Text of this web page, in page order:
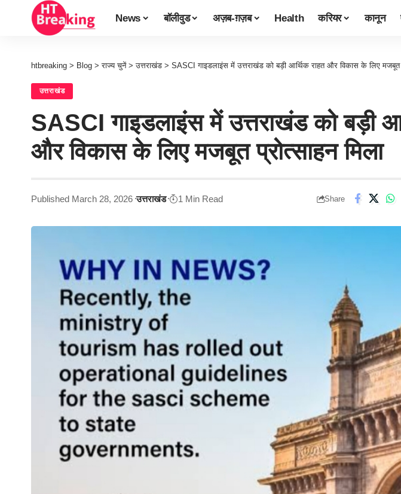
News बॉलीवुड अज़ब-ग़ज़ब Health करियर कानून
htbreaking > Blog >राज्य चुनें >उत्तराखंड > SASCI गाइडलाइंस में उत्तराखंड को बड़ी आर्थिक राहत और विकास के लिए मजबूत
उत्तराखंड
SASCI गाइडलाइंस में उत्तराखंड को बड़ी
और विकास के लिए मजबूत प्रोत्साहन मिला
Published March 28, 2026 उत्तराखंड 1 Min Read Share